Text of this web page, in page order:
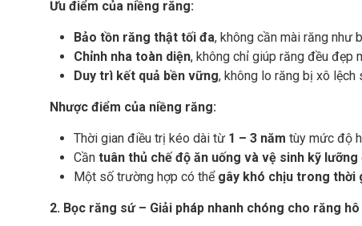
Ưu điểm của niềng răng:
Bảo tồn răng thật tối đa, không cần mài răng như
Chỉnh nha toàn diện, không chỉ giúp răng đều đẹp
Duy trì kết quả bền vững, không lo răng bị xô lệch
Nhược điểm của niềng răng:
Thời gian điều trị kéo dài từ 1 – 3 năm tùy mức độ
Cần tuân thủ chế độ ăn uống và vệ sinh kỹ lưỡng
Một số trường hợp có thể gây khó chịu trong thời
2. Bọc răng sứ – Giải pháp nhanh chóng cho răng hô